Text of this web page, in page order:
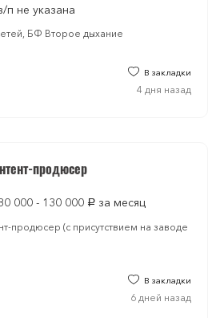
п не указана
БФ Второе дыхание
В закладки
4 дня назад
продюсер
000 - 130 000 руб. за месяц
продюсер (с присутствием на заводе
В закладки
6 дней назад